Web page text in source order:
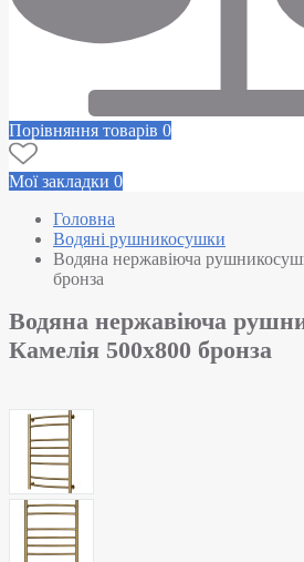
Порівняння товарів 0
Мої закладки 0
Головна
Водяні рушникосушки
Водяна нержавіюча
бронза
Водяна нержавіюча
Камелія 500х800 бронза